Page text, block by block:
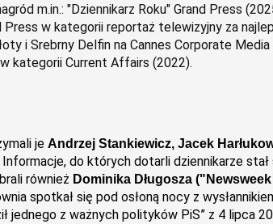
m.in.: "Dziennikarz Roku" Grand Press
Press w kategorii reportaż telewizyjny za
i Srebrny Delfin na Cannes Corporate
kategorii Current Affairs (2022).
je Andrzej Stankiewicz, Jacek
do których dotarli dziennikarze stał
również Dominika Długosza
spotkał się pod osłoną nocy z
jednego z ważnych polityków PiS” z 4 lipca